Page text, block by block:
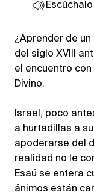
Escúchalo
¿Aprender de
del siglo XVIII
el encuentro con
Divino.
Israel, poco
a hurtadillas a
apoderarse del
realidad no le
Esaú se entera
ánimos están